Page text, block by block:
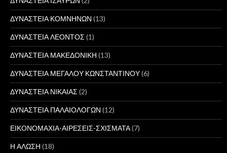
ΔΥΝΑΣΤΕΙΑ ΚΟΜΝΗΝΩΝ (13)
ΔΥΝΑΣΤΕΙΑ ΛΕΟΝΤΟΣ (1)
ΔΥΝΑΣΤΕΙΑ ΜΑΚΕΔΟΝΙΚΗ (13)
ΔΥΝΑΣΤΕΙΑ ΜΕΓΑΛΟΥ ΚΩΝΣΤΑΝΤΙΝΟΥ(6)
ΔΥΝΑΣΤΕΙΑ ΝΙΚΑΙΑΣ (2)
ΔΥΝΑΣΤΕΙΑ ΠΑΛΑΙΟΛΟΓΩΝ (12)
ΕΙΚΟΝΟΜΑΧΙΑ-ΑΙΡΕΣΕΙΣ-ΣΧΙΣΜΑΤΑ(7)
Η ΑΛΩΣΗ (18)